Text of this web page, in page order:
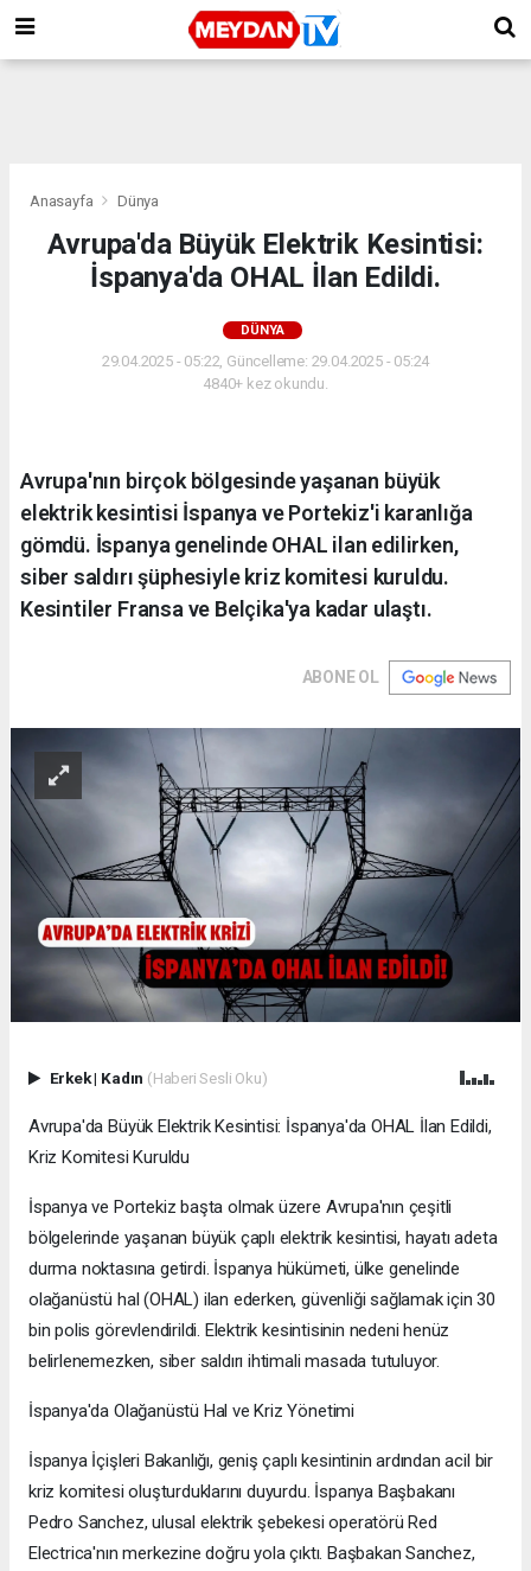
Anasayfa Dünya
Avrupa'da Büyük Elektrik Kesintisi:
İspanya'da OHAL İlan Edildi.
DÜNYA
29.04.2025 - 05:22, Güncelleme: 29.04.2025 - 05:24
4840+ kez okundu.
Avrupa'nın birçok bölgesinde yaşanan büyük
elektrik kesintisi İspanya ve Portekiz'i karanlığa
gömdü. İspanya genelinde OHAL ilan edilirken,
siber saldırı şüphesiyle kriz komitesi kuruldu.
Kesintiler Fransa ve Belçika'ya kadar ulaştı.
ABONE OL
Erkek| Kadın (Haberi Sesli Oku)
Avrupa'da Büyük Elektrik Kesintisi: İspanya'da OHAL İlan Edildi,
Kriz Komitesi Kuruldu
İspanya ve Portekiz başta olmak üzere Avrupa'nın çeşitli
bölgelerinde yaşanan büyük çaplı elektrik kesintisi, hayatı adeta
durma noktasına getirdi. İspanya hükümeti, ülke genelinde
olağanüstü hal (OHAL) ilan ederken, güvenliği sağlamak için 30
bin polis görevlendirildi. Elektrik kesintisinin nedeni henüz
belirlenemezken, siber saldırı ihtimali masada tutuluyor.
İspanya'da Olağanüstü Hal ve Kriz Yönetimi
İspanya İçişleri Bakanlığı, geniş çaplı kesintinin ardından acil bir
kriz komitesi oluşturduklarını duyurdu. İspanya Başbakanı
Pedro Sanchez, ulusal elektrik şebekesi operatörü Red
Electrica'nın merkezine doğru yola çıktı. Başbakan Sanchez,